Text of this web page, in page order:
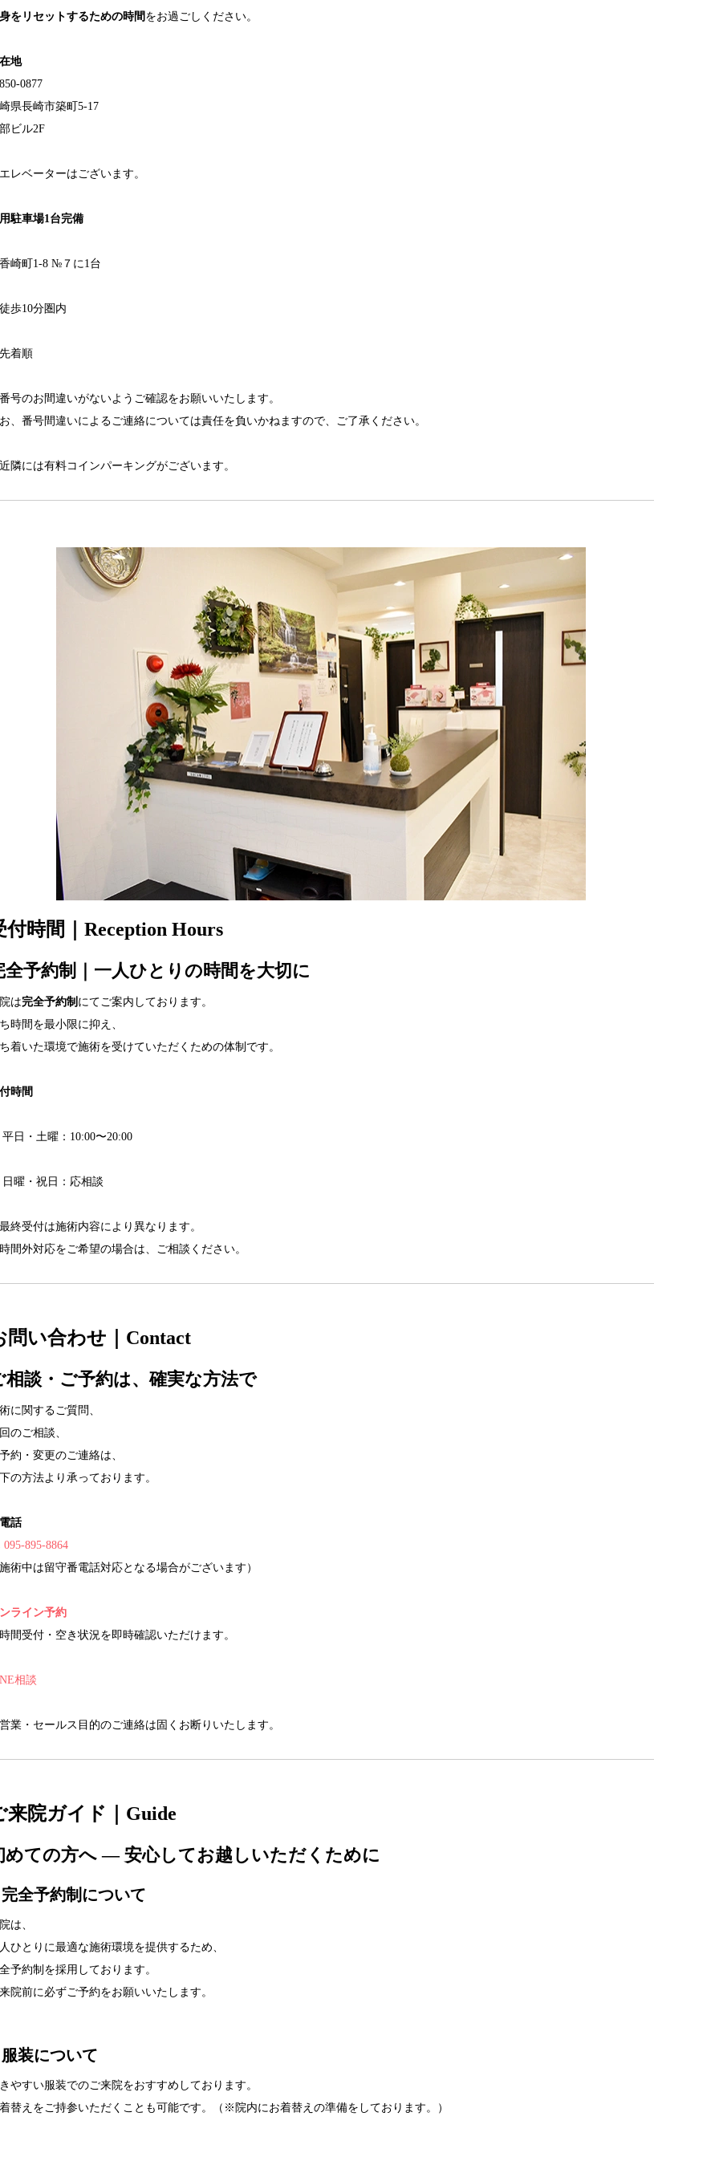
をリセットするための時間 をお過ごしください。
地
0877
県長崎市築町5-17
ビル2F
レベーターはございます。
駐車場1台完備
崎町1-8 №７に1台
歩10分圏内
着順
号のお間違いがないようご確認をお願いいたします。
、番号間違いによるご連絡については責任を負いかねますので、ご了承ください。
隣には有料コインパーキングがございます。
付時間｜Reception Hours
全予約制｜一人ひとりの時間を大切に
は完全予約制 にてご案内しております。
時間を最小限に抑え、
着いた環境で施術を受けていただくための体制です。
時間
平日・土曜：10:00〜20:00
日曜・祝日：応相談
終受付は施術内容により異なります。
間外対応をご希望の場合は、ご相談ください。
問い合わせ｜Contact
相談・ご予約は、確実な方法で
に関するご質問、
のご相談、
約・変更のご連絡は、
の方法より承っております。
話
095-895-8864
施術中は留守番電話対応となる場合がございます）
ライン予約
間受付・空き状況を即時確認いただけます。
相談
業・セールス目的のご連絡は固くお断りいたします。
来院ガイド｜Guide
めての方へ ― 安心してお越しいただくために
全予約制について
は、
ひとりに最適な施術環境を提供するため、
予約制を採用しております。
院前に必ずご予約をお願いいたします。
装について
やすい服装でのご来院をおすすめしております。
替えをご持参いただくことも可能です。（※院内にお着替えの準備をしております。）